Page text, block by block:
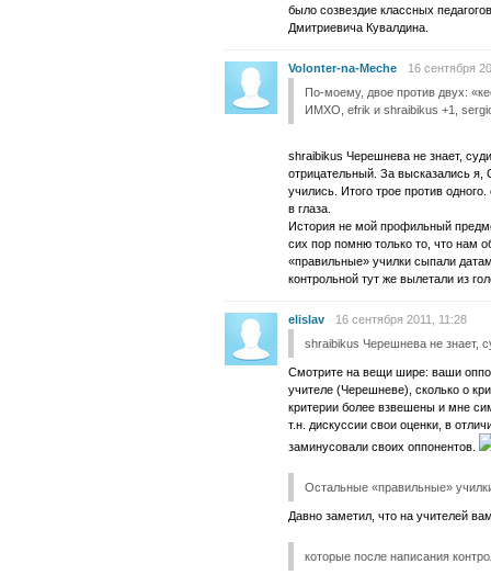
было созвездие классных
Дмитриевича Кувалдина.
Volonter-na-Meche
16 сентября
По-моему, двое против двух:
ИМХО, efrik и shraibikus +1,
shraibikus Черешнева не знает,
отрицательный. За высказались
учились. Итого трое против
в глаза.
История не мой профильный
сих пор помню только то, что нам
«правильные» училки сыпали
контрольной тут же вылетали из
elislav
16 сентября 2011, 11:28
shraibikus Черешнева не знает,
Смотрите на вещи шире: ваши
учителе (Черешневе), сколько о
критерии более взвешены и мне
т.н. дискуссии свои оценки, в
заминусовали своих оппонентов.
Остальные «правильные»
Давно заметил, что на учителей
которые после написания